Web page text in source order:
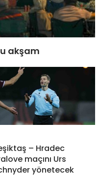
akşam
– Hradec
maçını Urs
yönetecek